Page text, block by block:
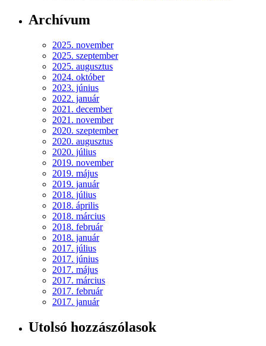
Archívum
2025. november
2025. szeptember
2025. augusztus
2024. október
2023. június
2022. január
2021. december
2021. november
2020. szeptember
2020. augusztus
2020. július
2019. november
2019. május
2019. január
2018. július
2018. április
2018. március
2018. február
2018. január
2017. július
2017. június
2017. május
2017. március
2017. február
2017. január
Utolsó hozzászólasok